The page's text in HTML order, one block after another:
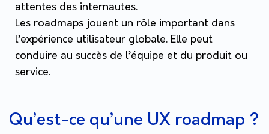
attentes des internautes.
Les roadmaps jouent un rôle important dans
l’expérience utilisateur globale. Elle peut
conduire au succès de l’équipe et du produit ou
service.
Qu’est-ce qu’une UX roadmap ?